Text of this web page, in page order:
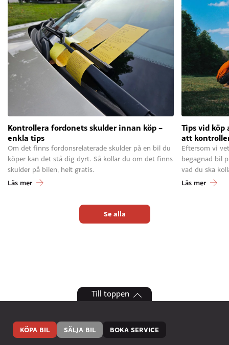
Kontrollera fordonets skulder innan köp –
enkla tips
Om det finns fordonsrelaterade skulder på en bil du
köper kan det stå dig dyrt. Så kollar du om det finns
skulder på bilen, helt gratis.
Läs mer
Tips vid köp
att
Eftersom vi
begagnad bil
vad du ska
Läs mer
Se alla
Till toppen
KÖPA BIL SÄLJA BIL BOKA SERVICE